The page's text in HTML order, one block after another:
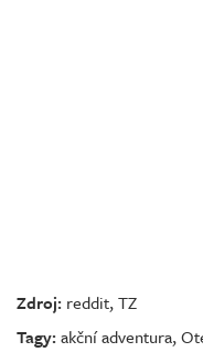
Zdroj: reddit,TZ
Tagy:akční adventura,